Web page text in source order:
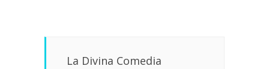
La Divina Comedia